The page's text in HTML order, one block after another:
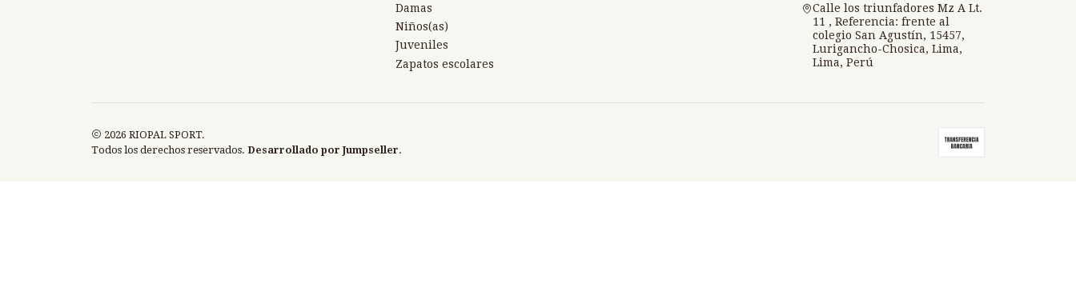
Damas
Niños(as)
Juveniles
Zapatos escolares
Calle los triunfadores Mz A Lt.
11 , Referencia: frente al
colegio San Agustín, 15457,
Lurigancho-Chosica, Lima,
Lima, Perú
2026 RIOPAL SPORT.
Todos los derechos reservados. Desarrollado por Jumpseller.